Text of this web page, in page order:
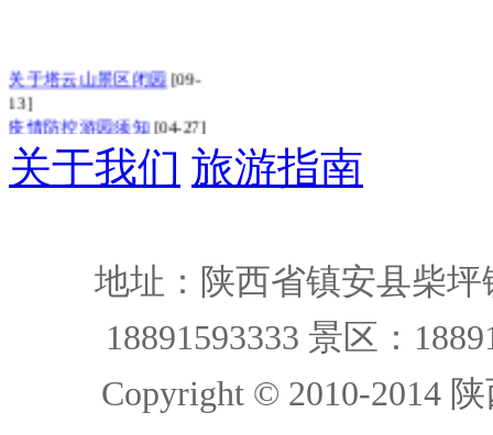
关于塔云山景区闭园[09-
13]
疫情防控游园须知[04-27]
告示：教师节，塔云
[09-
03]
塔云山景区客栈因改
5月19日上半日休园的
关于我们 旅游指南
地址：陕西省镇安县柴
18891593333 景区：
Copyright © 2010-2014